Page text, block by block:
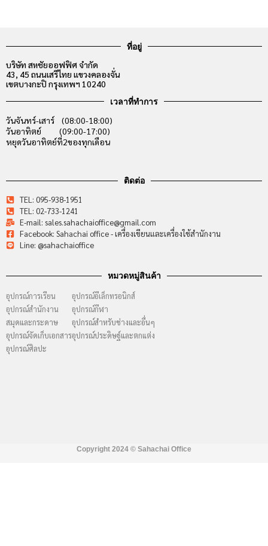
ที่อยู่
บริษัท สหชัยออฟฟิศ จำกัด
43, 45 ถนนเสรีไทย แขวงคลองจั่น
เขตบางกะปิ กรุงเทพฯ 10240
เวลาที่ทำการ
วันจันทร์-เสาร์ (08:00-18:00)
วันอาทิตย์ (09:00-17:00)
หยุดวันอาทิตย์ที่2ของทุกเดือน
ติดต่อ
TEL: 095-938-1951
TEL: 02-733-1241
E-mail: sales.sahachaioffice@gmail.com
Facebook: Sahachai office - เครื่องเขียนและเครื่องใช้สำนักงาน
Line: @sahachaioffice
หมวดหมู่สินค้า
อุปกรณ์การเรียน
อุปกรณ์สำนักงาน
สมุดและกระดาษ
อุปกรณ์จัดเก็บเอกสาร
อุปกรณ์ศิลปะ
อุปกรณ์อีเล็กทรอนิกส์
อุปกรณ์กีฬา
อุปกรณ์สำหรับช่างและอื่นๆ
อุปกรณ์ประดิษฐ์และตกแต่ง
Copyright 2024 © Sahachai Office